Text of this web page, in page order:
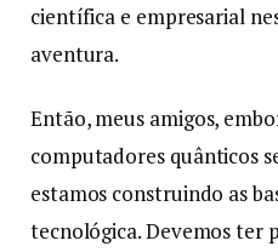
científica e empresarial
aventura.
Então, meus amigos,
computadores quânticos
estamos construindo as
tecnológica. Devemos ter